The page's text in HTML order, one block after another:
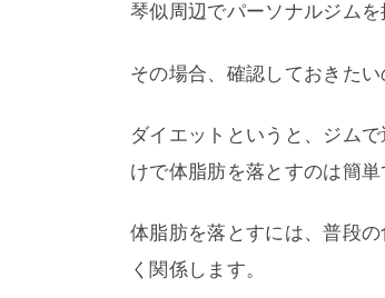
琴似周辺でパーソナルジム
その場合、確認しておきた
ダイエットというと、ジム
けで体脂肪を落とすのは簡単
体脂肪を落とすには、普段
く関係します。